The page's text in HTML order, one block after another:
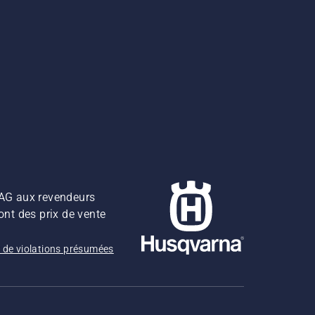
aux revendeurs
des prix de vente
violations présumées